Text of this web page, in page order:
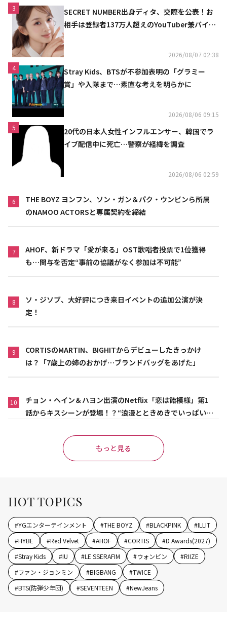
3
SECRET NUMBER出身ディタ、交際を公表！お
相手は登録者137万人超えのYouTuber兼バイオ
2026/08/07 02:38
4
Stray Kids、BTSが不参加表明の「グラミー
賞」や入隊まで…素直な考えを明らかに
2026/08/06 09:15
5
20代の日本人女性インフルエンサー、韓国でラ
イブ配信中に死亡…警察が経緯を調査
2026/08/06 02:59
6
THE BOYZ ヨンフン、ソン・ガン＆パク・ウンビンら所属
のNAMOO ACTORSと専属契約を締結
7
AHOF、新ドラマ「愛が来る」OST歌唱者投票で1位獲得
も…関与を否定“事前の協議がなく参加は不可能”
8
ソ・ジソブ、大好評につき来日イベントの追加公演が決
定！
9
CORTISのMARTIN、BIGHITからデビューしたきっかけ
は？「7歳上の姉のおかげ…ブランドバッグをあげた」
10
チョン・ヘイン＆ハヨン出演のNetflix「恋は飴模様」第1
話からキスシーンが登場！？“浪漫とときめきでいっぱいの
もっと見る
HOT TOPICS
#YGエンターテインメント #THE BOYZ #BLACKPINK #ILLIT
#HYBE #Red Velvet #AHOF #CORTIS #D Awards(2027)
#Stray Kids #IU #LE SSERAFIM #ウォンビン #RIIZE
#ファン・ジョンミン #BIGBANG #TWICE
#BTS(防弾少年団) #SEVENTEEN #NewJeans